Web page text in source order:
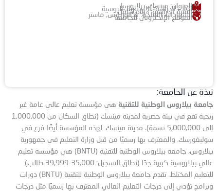
العنوان: مينسك, بيلاروسيا
لغات الدراسة: الإنجليزية, الروسية
الفترة الدراسية: دوام كامل
الشهادات المتاحة: بكالوريوس, ماستر
الموقع الإلكتروني للجامعة
نبذة عن الجامعة:
جامعة بيلاروس الوطنية للتقنية هي مؤسسة تعليم عالي عامة غير
ربحية تقع في بيئة حضرية لمدينة مينسك (نطاق السكان من 1,000,000
إلى 5,000,000 نسمة)، مدينة مينسك. لهذه المؤسسة أيضًا فرع في
سوليغورسك. والمعترف بها رسميًا من قبل وزارة التعليم في جمهورية
بيلاروس، جامعة بيلاروس الوطنية للتقنية (BNTU) هي مؤسسة تعليم
عالي بيلاروسية كبيرة جدًا (نطاق التسجيل: 35,000-39,999 طالب)
للتعليم المختلط. تقدم جامعة بيلاروس الوطنية للتقنية (BNTU) دورات
وبرامج تؤدي إلى درجات التعليم العالي المعترف بها رسميًا مثل درجات